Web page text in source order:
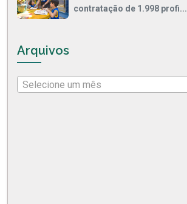
contratação de 1.998 profi...
Arquivos
Selecione um mês